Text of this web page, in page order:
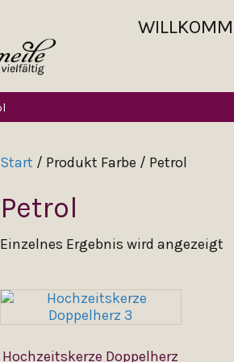
Start / Produkt Farbe / Petrol
Petrol
Einzelnes Ergebnis wird angezeigt
Hochzeitskerze Doppelherz